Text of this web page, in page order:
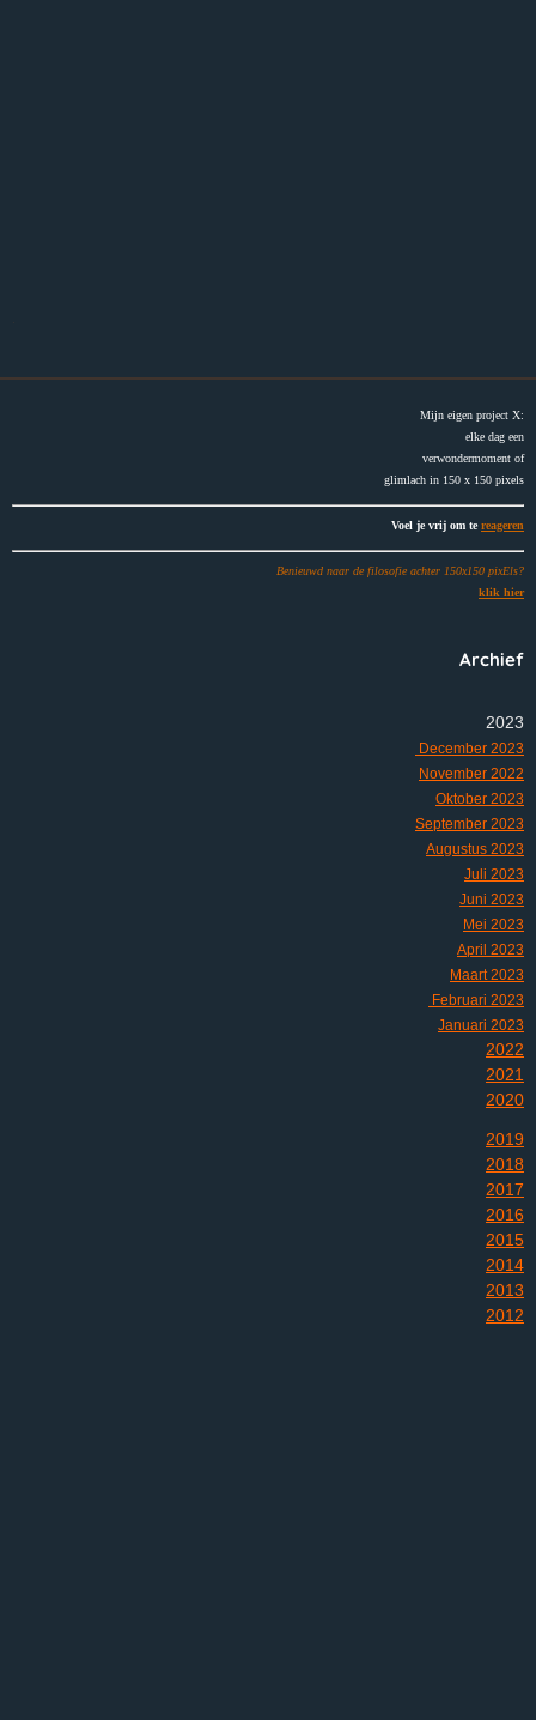
Mijn eigen project X:
elke dag een
verwondermoment of
glimlach in 150 x 150 pixels
Voel je vrij om te reageren
Benieuwd naar de filosofie achter 150x150 pixEls?
klik hier
Archief
2023
December 2023
November 2022
Oktober 2023
September 2023
Augustus 2023
Juli 2023
Juni 2023
Mei 2023
April 2023
Maart 2023
Februari 2023
Januari 2023
2022
2021
2020
2019
2018
2017
2016
2015
2014
2013
2012